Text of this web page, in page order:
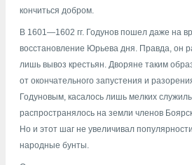
кончиться добром.
В 1601—1602 гг. Годунов пошел даже на
восстановление Юрьева дня. Правда, он
лишь вывоз крестьян. Дворяне таким
от окончательного запустения и
Годуновым, касалось лишь мелких
распространялось на земли членов
Но и этот шаг не увеличивал
народные бунты.